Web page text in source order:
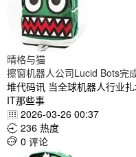
晴格与猫
擦窗机器人公司Lucid Bots完
堆代码讯 当全球机器人行业
IT那些事
 2026-03-26 00:37
 236 热度
 0 评论